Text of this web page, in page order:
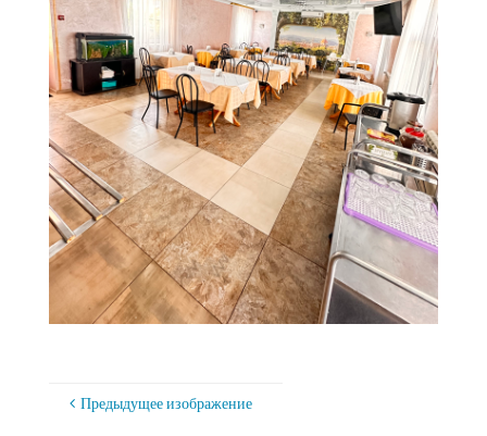
Предыдущее изображение